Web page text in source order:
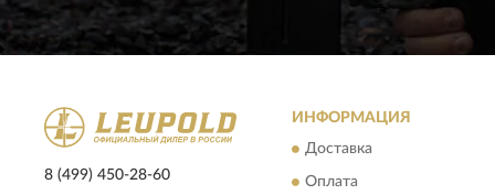
8 (499) 450-28-60
ИНФОРМАЦИЯ
Доставка
Оплата